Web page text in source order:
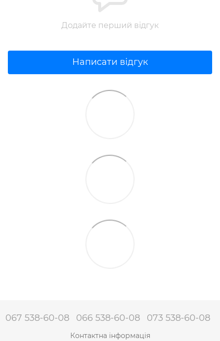
Додайте перший відгук
Написати відгук
067 538-60-08 066 538-60-08 073 538-60-08
Контактна інформація